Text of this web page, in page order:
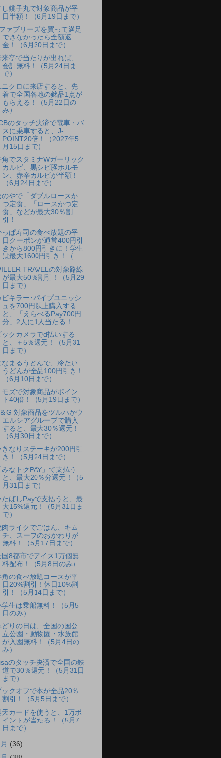
し銚子丸で対象商品が平
日半額！（6月19日まで）
ァブリーズを買って満足
できなかったら全額返
金！（6月30日まで）
来亭で当たりが出れば、
会計無料！（5月24日ま
で）
ニクロに来店すると、先
着で全国各地の銘品1点が
もらえる！（5月22日の
み）
のタッチ決済で電車・バ
スに乗車すると、J-
POINT20倍！（2027年5
月15日まで）
角でスタミナWガーリック
カルビ、黒シビ豚ホルモ
ン、赤辛カルビが半額！
（6月24日まで）
のやで「ダブルロースか
つ定食」「ロースかつ定
食」などが最大30％割
引！
っぱ寿司の食べ放題の平
日クーポンが通常400円引
きから800円引きに！学生
は最大1600円引き！（...
TRAVELの対象路線
が最大50％割引！（5月29
日まで）
ビキラー･パイプユニッシ
ュを700円以上購入する
と、「えらべるPay700円
分」2人に1人当たる！...
ックカメラでd払いする
と、＋5％還元！（5月31
日まで）
なまるうどんで、冷たい
うどんが全品100円引き！
（6月10日まで）
モズで対象商品がポイン
ト40倍！（5月19日まで）
G 対象商品をツルハかウ
エルシアグループで購入
すると、最大30％還元！
（6月30日まで）
きなりステーキが200円引
き！（5月24日まで）
みなトクPAY」で支払う
と、最大20％分還元！（5
月31日まで）
たばしPayで支払うと、最
大15%還元！（5月31日ま
で）
肉ライクでごはん、キム
チ、スープのおかわりが
無料！（5月17日まで）
国8都市でアイス1万個無
料配布！（5月8日のみ）
角の食べ放題コースが平
日20%割引！休日10%割
引！（5月14日まで）
学生は乗船無料！（5月5
日のみ）
どりの日は、全国の国公
立公園・動物園・水族館
が入園無料！（5月4日の
み）
のタッチ決済で全国の鉄
道で30％還元！（5月31日
まで）
ックオフで本が全品20％
割引！（5月5日まで）
天カードを使うと、1万ポ
イントが当たる！（5月7
日まで）
(36)